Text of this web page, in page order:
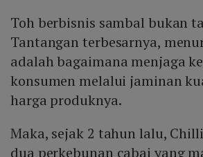
Toh berbisnis sambal bukan
Tantangan terbesarnya,
adalah bagaimana menjaga
konsumen melalui jaminan
harga produknya.
Maka, sejak 2 tahun lalu,
dua perkebunan cabai yang